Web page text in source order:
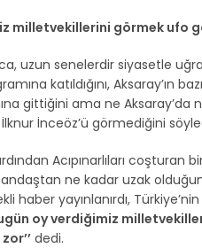
milletvekillerini görmek ufo
uzun senelerdir siyasetle
katıldığını, Aksaray’ın
gittiğini ama ne
İnceöz’ü görmediğini
Acıpınarlıları
ne kadar uzak
haber yayınlanırdı,
oy verdiğimiz
dedi.